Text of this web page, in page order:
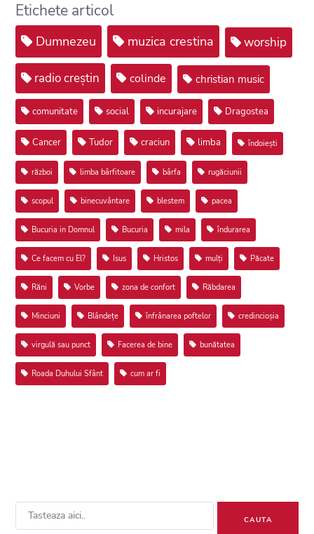
Etichete articol
Dumnezeu muzica crestina worship
radio creștin colinde christian music
comunitate social incurajare Dragostea
Cancer Tudor craciun limba îndoiești
război limba bârfitoare bârfa rugăciunii
scopul binecuvântare blestem pacea
Bucuria in Domnul Bucuria mila îndurarea
Ce facem cu El? Isus Hristos mulți Păcate
Răni Vorbe zona de confort Răbdarea
Minciuni Blândețe înfrânarea poftelor credincioșia
virgulă sau punct Facerea de bine bunătatea
Roada Duhului Sfânt cum ar fi